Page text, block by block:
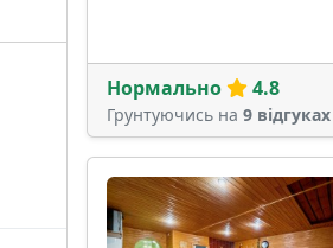
Нормально 4.8
Грунтуючись на 9 відгуках